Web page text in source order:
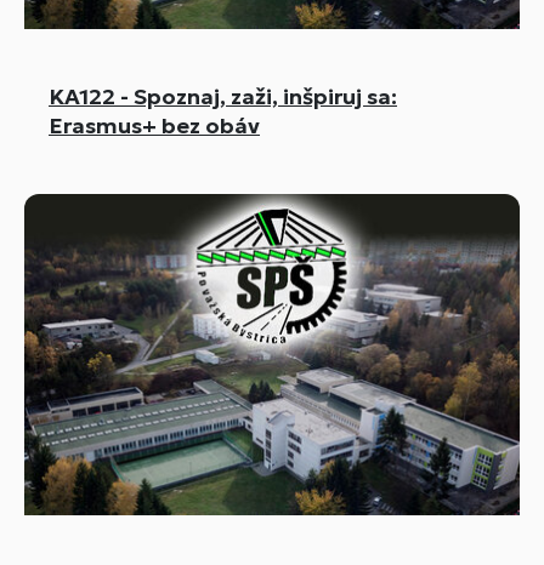
KA122 - Spoznaj, zaži, inšpiruj sa:
Erasmus+ bez obáv